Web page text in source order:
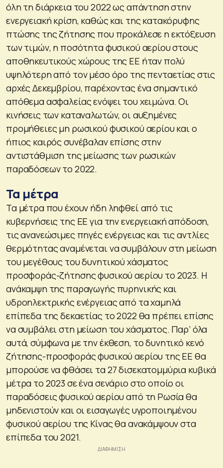
όλη τη διάρκεια του 2022 ως απάντηση στην
ενεργειακή κρίση, καθώς και της κατακόρυφης
πτώσης της ζήτησης που προκάλεσε η εκτόξευση
των τιμών, η ποσότητα φυσικού αερίου στους
αποθηκευτικούς χώρους της ΕΕ ήταν πολύ
υψηλότερη από τον μέσο όρο της πενταετίας στις
αρχές Δεκεμβρίου, παρέχοντας ένα σημαντικό
απόθεμα ασφαλείας ενόψει του χειμώνα. Οι
κινήσεις των καταναλωτών, οι αυξημένες
προμήθειες μη ρωσικού φυσικού αερίου και ο
ήπιος καιρός συνέβαλαν επίσης στην
αντιστάθμιση της μείωσης των ρωσικών
παραδόσεων το 2022.
Τα μέτρα
Τα μέτρα που έχουν ήδη ληφθεί από τις
κυβερνήσεις της ΕΕ για την ενεργειακή απόδοση,
τις ανανεώσιμες πηγές ενέργειας και τις αντλίες
θερμότητας αναμένεται να συμβάλουν στη μείωση
του μεγέθους του δυνητικού χάσματος
προσφοράς-ζήτησης φυσικού αερίου το 2023. Η
ανάκαμψη της παραγωγής πυρηνικής και
υδροηλεκτρικής ενέργειας από τα χαμηλά
επίπεδα της δεκαετίας το 2022 θα πρέπει επίσης
να συμβάλει στη μείωση του χάσματος. Παρ’ όλα
αυτά, σύμφωνα με την έκθεση, το δυνητικό κενό
ζήτησης-προσφοράς φυσικού αερίου της ΕΕ θα
μπορούσε να φθάσει τα 27 δισεκατομμύρια κυβικά
μέτρα το 2023 σε ένα σενάριο στο οποίο οι
παραδόσεις φυσικού αερίου από τη Ρωσία θα
μηδενιστούν και οι εισαγωγές υγροποιημένου
φυσικού αερίου της Κίνας θα ανακάμψουν στα
επίπεδα του 2021.